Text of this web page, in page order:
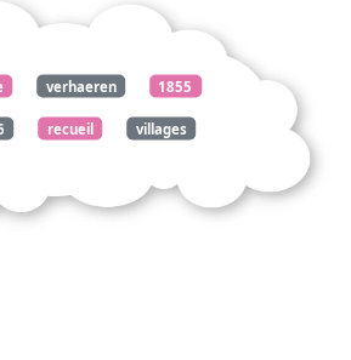
verhaeren 1855
recueil villages